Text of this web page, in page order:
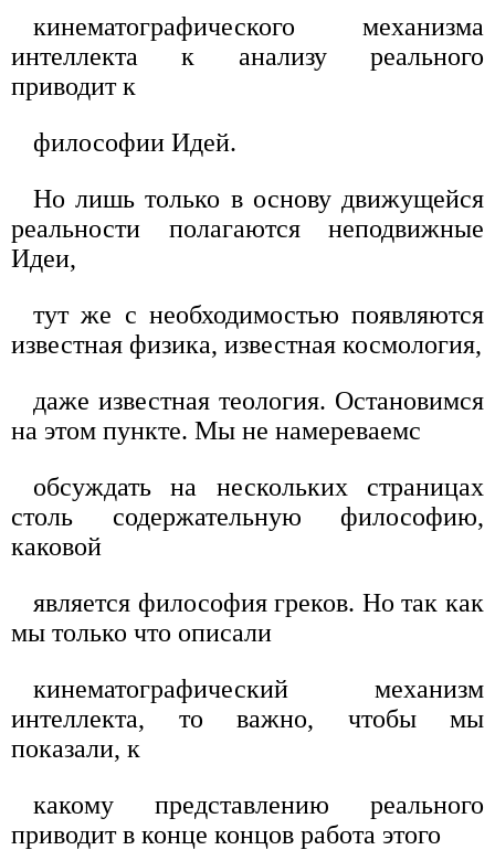
кинематографического механизма
интеллекта к анализу реального
приводит к
философии Идей.
Но лишь только в основу движущейся
реальности полагаются неподвижные
Идеи,
тут же с необходимостью появляются
известная физика, известная космология,
даже известная теология. Остановимся
на этом пункте. Мы не намереваемс
обсуждать на нескольких страницах
столь содержательную философию,
каковой
является философия греков. Но так как
мы только что описали
кинематографический механизм
интеллекта, то важно, чтобы мы
показали, к
какому представлению реального
приводит в конце концов работа этого